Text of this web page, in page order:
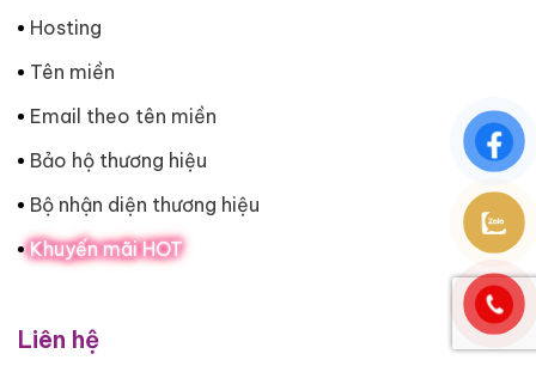
Hosting
Tên miền
Email theo tên miền
Bảo hộ thương hiệu
Bộ nhận diện thương hiệu
Khuyến mãi HOT
Liên hệ